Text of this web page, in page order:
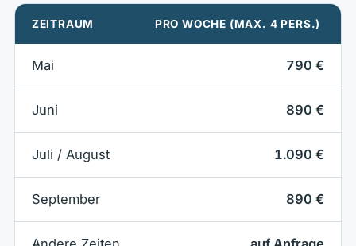
ZEITRAUM PRO WOCHE (MAX. 4 PERS.)
Mai 790 €
Juni 890 €
Juli / August 1.090 €
September 890 €